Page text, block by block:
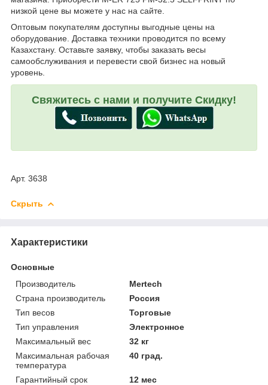
низкой цене вы можете у нас на сайте.
Оптовым покупателям доступны выгодные цены на
оборудование. Доставка техники проводится по всему
Казахстану. Оставьте заявку, чтобы заказать весы
самообслуживания и перевести свой бизнес на новый
уровень.
Свяжитесь с нами и получите Скидку!
Арт. 3638
Скрыть
Характеристики
Основные
Производитель
Mertech
Страна производитель
Россия
Тип весов
Торговые
Тип управления
Электронное
Максимальный вес
32 кг
Максимальная рабочая
температура
40 град.
Гарантийный срок
12 мес